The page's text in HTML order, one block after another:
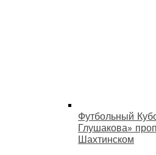
Футбольный
Глушакова»
Шахтинском